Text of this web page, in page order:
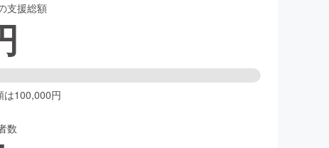
ア
支援総額
は100,000円
数